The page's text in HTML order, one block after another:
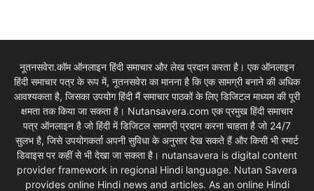
नूतनसवेरा.कॉम ऑनलाइन हिंदी समाचार और लेख प्रदान करता है। एक ऑनलाइन
हिंदी समाचार पत्र के रूप में, नूतनसवेरा का मानना है कि एक सामग्री बनाने की अधिक
आवश्यकता है, जिसका उपयोग हिंदी मैं समाचार पाठकों के लिए डिजिटल माध्यम की पूरी
क्षमता तक किया जा सकता है। Nutansavera.com एक प्रमुख हिंदी समाचार
पत्र ऑनलाइन है जो हिंदी में डिजिटल सामग्री प्रदान करना चाहता है जो 24/7
सुलभ है, जिसे उपयोगकर्ता अपनी सुविधा के अनुसार देख सकते हैं और किसी भी स्मार्ट
डिवाइस पर कहीं से भी देखा जा सकता है। nutansavera is digital content
provider framework in regional Hindi language. Nutan Savera
provides online Hindi news and articles. As an online Hindi